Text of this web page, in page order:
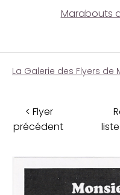
Marabouts
La Galerie des Flyers de
< Flyer
précédent
liste